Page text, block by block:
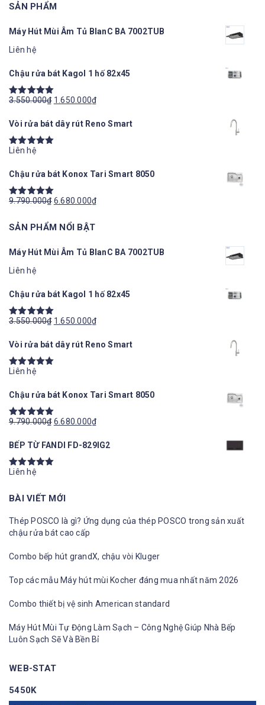
SẢN PHẨM
Máy Hút Mùi Âm Tủ BlanC BA 7002TUB
Liên hệ
Chậu rửa bát Kagol 1 hố 82x45
Được xếp
sao
3.550.000₫ 1.650.000₫
Vòi rửa bát dây rút Reno Smart
Được xếp
5
sao
Liên hệ
Chậu rửa bát Konox Tari Smart 8050
Được xếp
sao
9.790.000₫ 6.680.000₫
SẢN PHẨM NỔI BẬT
Máy Hút Mùi Âm Tủ BlanC BA 7002TUB
Liên hệ
Chậu rửa bát Kagol 1 hố 82x45
Được xếp
sao
3.550.000₫ 1.650.000₫
Vòi rửa bát dây rút Reno Smart
Được xếp
5
sao
Liên hệ
Chậu rửa bát Konox Tari Smart 8050
Được xếp
5.00
5
sao
9.790.000₫ 6.680.000₫
BẾP TỪ FANDI FD-829IG2
Được xếp
sao
Liên hệ
BÀI VIẾT MỚI
Thép POSCO là gì? Ứng dụng của thép POSCO trong sản xuất
chậu rửa bát cao cấp
Combo bếp hút grandX, chậu vòi Kluger
Top các mẫu Máy hút mùi Kocher đáng mua nhất năm 2026
Combo thiết bị vệ sinh American standard
Máy Hút Mùi Tự Động Làm Sạch – Công Nghệ Giúp Nhà Bếp
Luôn Sạch Sẽ Và Bền Bỉ
WEB-STAT
5450K